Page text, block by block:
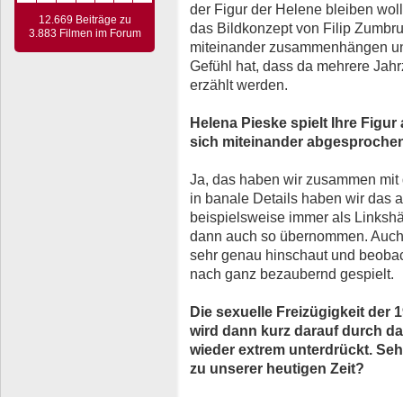
12.669 Beiträge zu
3.883 Filmen im Forum
der Figur der Helene bleiben
das Bildkonzept von Filip
miteinander zusammenhängen
Gefühl hat, dass da mehrere
erzählt werden.
Helena Pieske spielt Ihre
sich miteinander
Ja, das haben wir zusammen
in banale Details haben wir das
beispielsweise immer als
dann auch so übernommen.
sehr genau hinschaut und
nach ganz bezaubernd gespielt.
Die sexuelle Freizügigkeit der
wird dann kurz darauf durch
wieder extrem unterdrückt.
zu unserer heutigen Zeit?